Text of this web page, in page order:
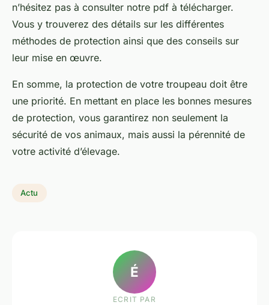
n’hésitez pas à consulter notre pdf à télécharger.
Vous y trouverez des détails sur les différentes
méthodes de protection ainsi que des conseils sur
leur mise en œuvre.
En somme, la protection de votre troupeau doit être
une priorité. En mettant en place les bonnes mesures
de protection, vous garantirez non seulement la
sécurité de vos animaux, mais aussi la pérennité de
votre activité d’élevage.
Actu
É
ECRIT PAR